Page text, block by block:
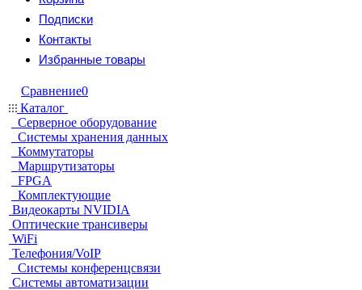
Подписки
Контакты
Избранные товары
Сравнение0
Каталог
Серверное оборудование
Системы хранения данных
Коммутаторы
Маршрутизаторы
FPGA
Комплектующие
Видеокарты NVIDIA
Оптические трансиверы
WiFi
Телефония/VoIP
Системы конференцсвязи
Системы автоматизации